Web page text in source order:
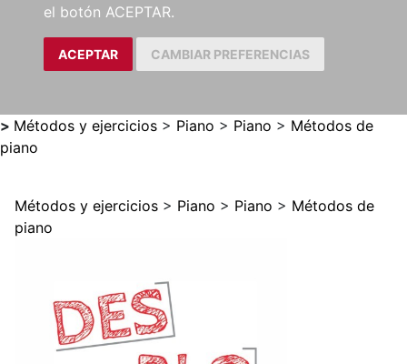
el botón ACEPTAR.
ACEPTAR CAMBIAR PREFERENCIAS
> Métodos y ejercicios > Piano > Piano > Métodos de
piano
Métodos y ejercicios > Piano > Piano > Métodos de
piano